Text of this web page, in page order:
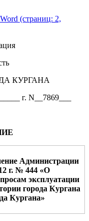
(страниц: 2,
КУРГАНА
г. N__7869___
Администрации
г. № 444 «О
эксплуатации
города Кургана
Кургана»